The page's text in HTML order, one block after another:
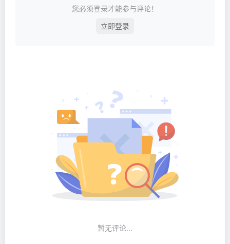
您必须登录才能参与评论！
立即登录
暂无评论...